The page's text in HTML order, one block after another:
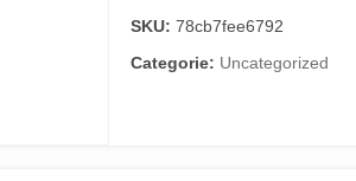
SKU: 78cb7fee6792
Categorie: Uncategorized